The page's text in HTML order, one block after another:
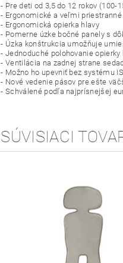
- Pre deti od 3,5 do 12 rokov (100-
- Ergonomické a veľmi
- Ergonomická opierka hlavy
- Pomerne úzke bočné panely s
- Úzka konštrukcia umožňuje
- Jednoduché polohovanie
- Ventilácia na zadnej strane
- Možno ho upevniť bez systému
- Nové vedenie pásov pre ešte
- Schválené podľa najprísnejšej
SÚVISIACI